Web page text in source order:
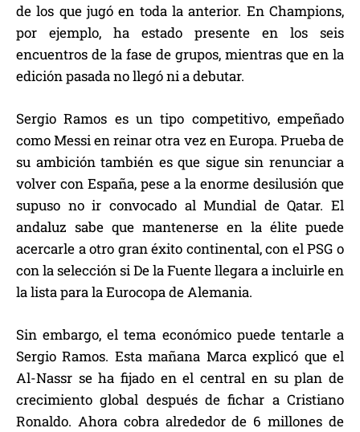
de los que jugó en toda la anterior. En Champions,
por ejemplo, ha estado presente en los seis
encuentros de la fase de grupos, mientras que en la
edición pasada no llegó ni a debutar.
Sergio Ramos es un tipo competitivo, empeñado
como Messi en reinar otra vez en Europa. Prueba de
su ambición también es que sigue sin renunciar a
volver con España, pese a la enorme desilusión que
supuso no ir convocado al Mundial de Qatar. El
andaluz sabe que mantenerse en la élite puede
acercarle a otro gran éxito continental, con el PSG o
con la selección si De la Fuente llegara a incluirle en
la lista para la Eurocopa de Alemania.
Sin embargo, el tema económico puede tentarle a
Sergio Ramos. Esta mañana Marca explicó que el
Al-Nassr se ha fijado en el central en su plan de
crecimiento global después de fichar a Cristiano
Ronaldo. Ahora cobra alrededor de 6 millones de